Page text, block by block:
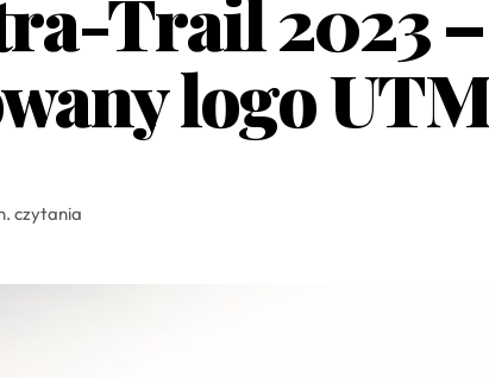
Trail 2023
logo
czytania